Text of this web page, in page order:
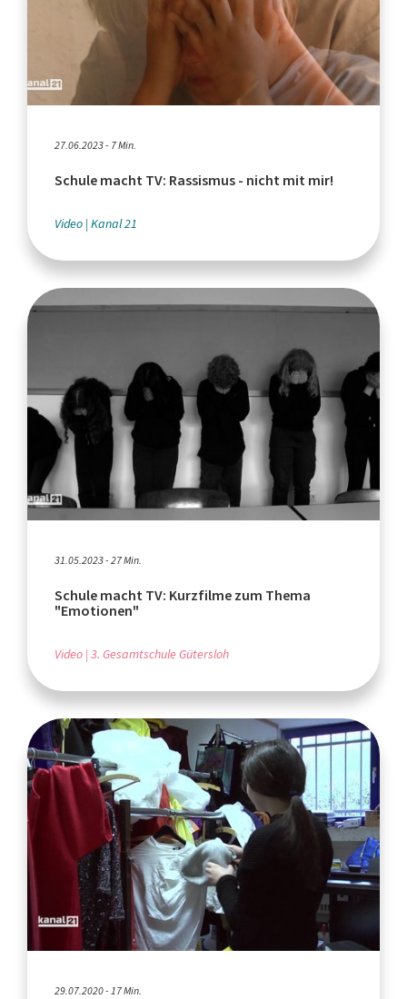
27.06.2023 - 7 Min.
Schule macht TV: Rassismus - nicht mit mir!
Video Kanal 21
31.05.2023 - 27 Min.
Schule macht TV: Kurzfilme zum Thema
"Emotionen"
Video 3. Gesamtschule Gütersloh
29.07.2020 - 17 Min.